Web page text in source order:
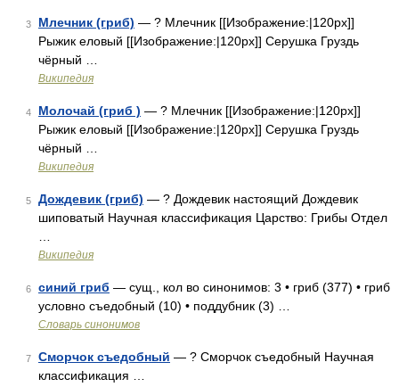
3 Млечник (гриб) — ? Млечник [[Изображение:|120px]]
Рыжик еловый [[Изображение:|120px]] Серушка Груздь
чёрный …
Википедия
4 Молочай (гриб ) — ? Млечник [[Изображение:|120px]]
Рыжик еловый [[Изображение:|120px]] Серушка Груздь
чёрный …
Википедия
5 Дождевик (гриб) — ? Дождевик настоящий Дождевик
шиповатый Научная классификация Царство: Грибы Отдел
Википедия
6 синий гриб — сущ., кол во синонимов: 3 • гриб (377) • гриб
условно съедобный (10) • поддубник (3) …
Словарь синонимов
7 Сморчок съедобный — ? Сморчок съедобный Научная
классификация …